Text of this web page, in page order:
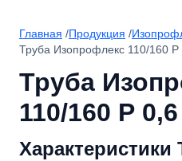
Главная /Продукция /
Труба Изопрофлекс 110/160
Труба
110/160 Р
Характеристики